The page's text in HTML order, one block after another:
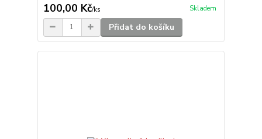
100,00 Kč/ks Skladem
Přidat do košíku